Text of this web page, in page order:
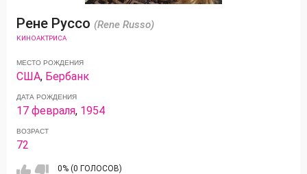
Рене Руссо (Rene Russo)
КИНОАКТРИСА
МЕСТО РОЖДЕНИЯ
США, Бербанк
ДАТА РОЖДЕНИЯ
17 февраля, 1954
ВОЗРАСТ
72
0% (0 ГОЛОСОВ)